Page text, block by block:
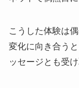
こうした体験は
変化に向き合う
ッセージとも受け